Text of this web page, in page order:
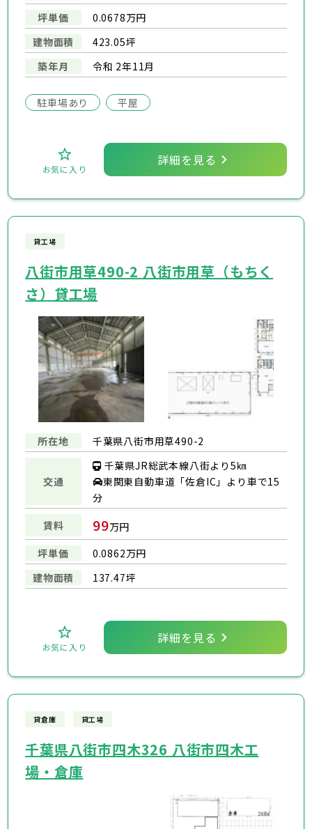
坪単価
0.0678万円
建物面積
423.05坪
築年月
令和 2年11月
駐車場あり 平屋
お気に入り
詳細を見る
貸工場
八街市用草490-2 八街市用草（もちく
さ）貸工場
所在地 千葉県八街市用草490-2
交通
千葉県JR総武本線八街より5㎞
東関東自動車道「佐倉IC」より車で15
分
賃料
99万円
坪単価
0.0862万円
建物面積
137.47坪
お気に入り
詳細を見る
貸倉庫 貸工場
千葉県八街市四木326 八街市四木工
場・倉庫